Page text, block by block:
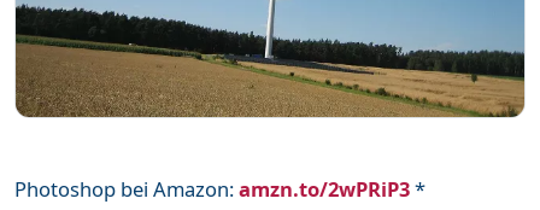
Photoshop bei Amazon:amzn.to/2wPRiP3*
Häufige Fragen
Impressum & Datenschutz